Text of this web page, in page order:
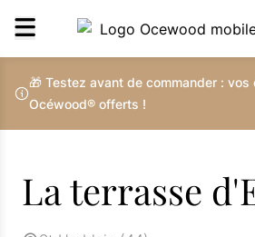
🎁 Testez avant de commander : vos
Océwood® offerts !
La terrasse